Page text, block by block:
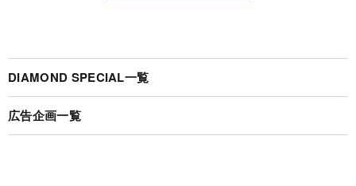
DIAMOND SPECIAL一覧
広告企画一覧